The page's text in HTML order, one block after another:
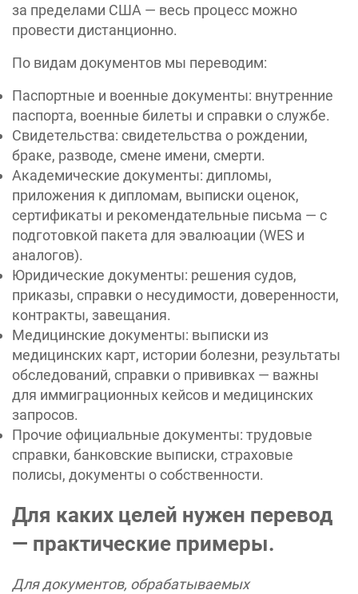
за пределами США — весь процесс можно
провести дистанционно.
По видам документов мы переводим:
Паспортные и военные документы: внутренние
паспорта, военные билеты и справки о службе.
Свидетельства: свидетельства о рождении,
браке, разводе, смене имени, смерти.
Академические документы: дипломы,
приложения к дипломам, выписки оценок,
сертификаты и рекомендательные письма — с
подготовкой пакета для эвалюации (WES и
аналогов).
Юридические документы: решения судов,
приказы, справки о несудимости, доверенности,
контракты, завещания.
Медицинские документы: выписки из
медицинских карт, истории болезни, результаты
обследований, справки о прививках — важны
для иммиграционных кейсов и медицинских
запросов.
Прочие официальные документы: трудовые
справки, банковские выписки, страховые
полисы, документы о собственности.
Для каких целей нужен перевод
— практические примеры.
Для документов, обрабатываемых